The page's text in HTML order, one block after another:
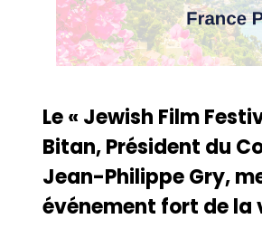
Le « Jewish Film
Bitan, Président du
Jean-Philippe Gry,
événement fort de la